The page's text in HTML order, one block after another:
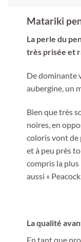
Matariki
La perle du
très prisée et
De dominante
aubergine, un
Bien que très
noires, en
coloris vont de
et à peu près
compris la plus
aussi « Peacock
La qualité
En tant que